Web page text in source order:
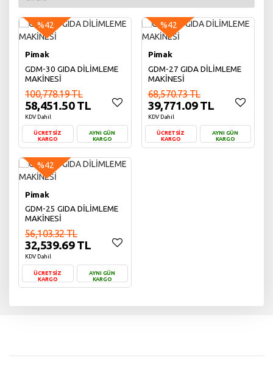
%42
Pimak
GDM-30 GIDA DİLİMLEME
MAKİNESİ
100,778.19 TL
58,451.50 TL
KDV Dahil
ÜCRETSİZ
KARGO
AYNI GÜN
KARGO
Sepete Ekle
%42
Pimak
GDM-27 GIDA DİLİMLEME
MAKİNESİ
68,570.73 TL
39,771.09 TL
KDV Dahil
ÜCRETSİZ
KARGO
AYNI GÜN
KARGO
%42
Pimak
GDM-25 GIDA DİLİMLEME
MAKİNESİ
56,103.32 TL
32,539.69 TL
KDV Dahil
ÜCRETSİZ
KARGO
AYNI GÜN
KARGO